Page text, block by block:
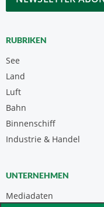
RUBRIKEN
See
Land
Luft
Bahn
Binnenschiff
Industrie & Handel
UNTERNEHMEN
Mediadaten